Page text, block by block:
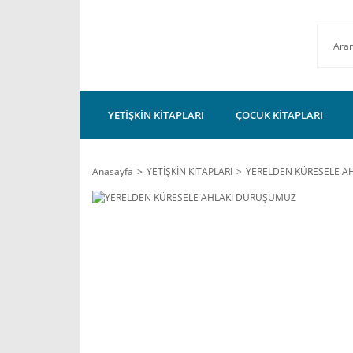
YETİŞKİN KİTAPLARI ÇOCUK KİTAPLARI
Anasayfa YETİŞKİN KİTAPLARI YERELDEN KÜRESELE